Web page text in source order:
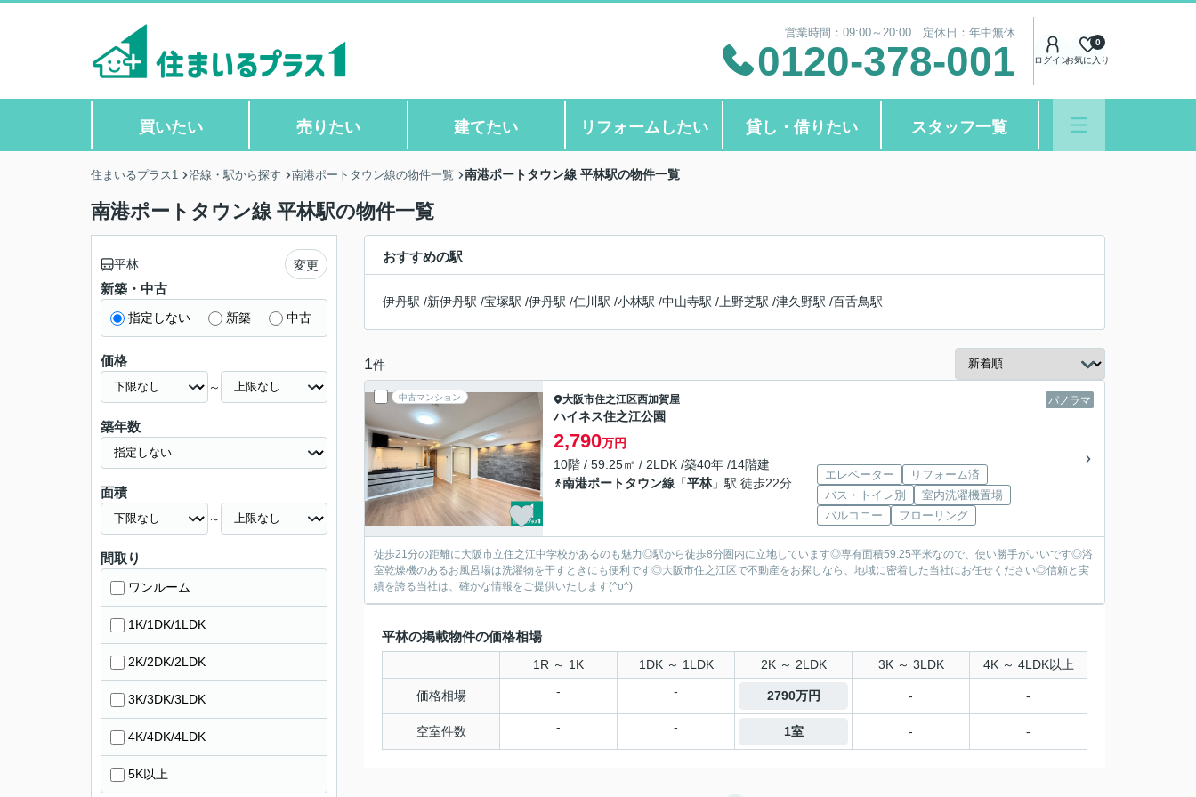
営業時間：09:00～20:00 定休日：年中無休
0120-378-001 ログインお気に入り
0
買いたい 売りたい 建てたい リフォームしたい 貸し・借りたい スタッフ一覧
住まいるプラス1 沿線・駅から探す 南港ポートタウン線の物件一覧 南港ポートタウン線 平林駅の物件一覧
南港ポートタウン線 平林駅の物件一覧
おすすめの駅
伊丹駅 /新伊丹駅 /宝塚駅 /伊丹駅 /仁川駅 /小林駅 /中山寺駅 / 上野芝駅 /津久野駅 /百舌鳥駅
1件
中古マンション パノラマ
大阪市住之江区西加賀屋
ハイネス住之江公園
2,790万円
10階 / 59.25㎡ / 2LDK /築40年 /14階建
南港ポートタウン線 「平林」駅 徒歩22分
エレベーター
リフォーム済
バス・トイレ別
室内洗濯機置場
バルコニー
フローリング
徒歩21分の距離に大阪市立住之江中学校があるのも魅力◎駅から徒歩8分圏内に立地しています◎専有面積59.25平米なので、使い勝手がいいです◎浴
室乾燥機のあるお風呂場は洗濯物を干すときにも便利です◎大阪市住之江区で不動産をお探しなら、地域に密着した当社にお任せください◎信頼と実
績を誇る当社は、確かな情報をご提供いたします(^o^)
平林の掲載物件の価格相場
1R ～ 1K 1DK ～ 1LDK 2K ～ 2LDK 3K ～ 3LDK 4K ～ 4LDK以上
価格相場 - - 2790万円 - -
空室件数 - - 1室 - -
平林 変更
新築・中古
指定しない 新築 中古
価格
～
築年数
面積
～
間取り
ワンルーム
1K/1DK/1LDK
2K/2DK/2LDK
3K/3DK/3LDK
4K/4DK/4LDK
5K以上